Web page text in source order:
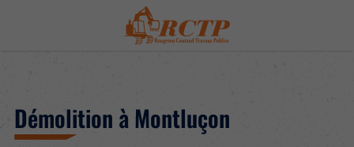
Démolition à Montluçon